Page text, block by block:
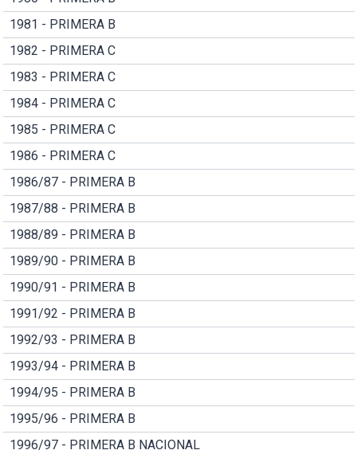
1981 - PRIMERA B
1982 - PRIMERA C
1983 - PRIMERA C
1984 - PRIMERA C
1985 - PRIMERA C
1986 - PRIMERA C
1986/87 - PRIMERA B
1987/88 - PRIMERA B
1988/89 - PRIMERA B
1989/90 - PRIMERA B
1990/91 - PRIMERA B
1991/92 - PRIMERA B
1992/93 - PRIMERA B
1993/94 - PRIMERA B
1994/95 - PRIMERA B
1995/96 - PRIMERA B
1996/97 - PRIMERA B NACIONAL